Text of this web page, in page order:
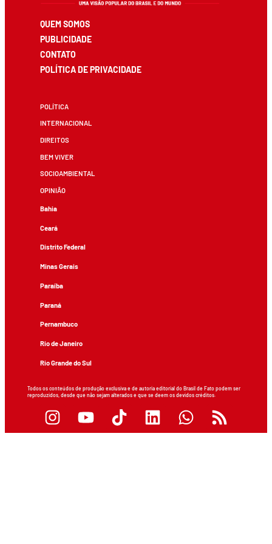
QUEM SOMOS
PUBLICIDADE
CONTATO
POLÍTICA DE PRIVACIDADE
POLÍTICA
INTERNACIONAL
DIREITOS
BEM VIVER
SOCIOAMBIENTAL
OPINIÃO
Bahia
Ceará
Distrito Federal
Minas Gerais
Paraíba
Paraná
Pernambuco
Rio de Janeiro
Rio Grande do Sul
Todos os conteúdos de produção exclusiva e de autoria editorial do Brasil de Fato podem ser
reproduzidos, desde que não sejam alterados e que se deem os devidos créditos.